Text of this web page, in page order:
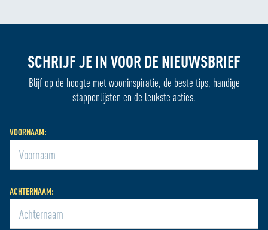
SCHRIJF JE IN VOOR DE NIEUWSBRIEF
Blijf op de hoogte met wooninspiratie, de beste tips, handige
stappenlijsten en de leukste acties.
VOORNAAM:
ACHTERNAAM: